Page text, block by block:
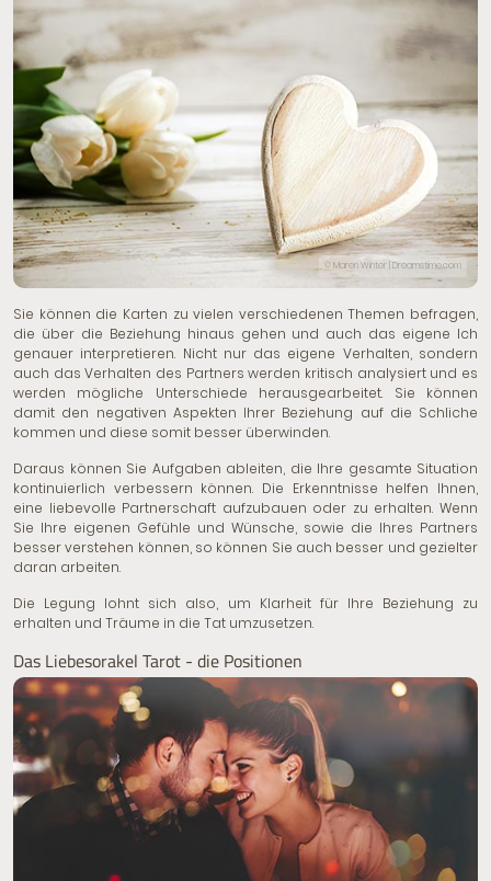
© Maren Winter | Dreamstime.com
Sie können die Karten zu vielen verschiedenen Themen befragen,
die über die Beziehung hinaus gehen und auch das eigene Ich
genauer interpretieren. Nicht nur das eigene Verhalten, sondern
auch das Verhalten des Partners werden kritisch analysiert und es
werden mögliche Unterschiede herausgearbeitet. Sie können
damit den negativen Aspekten Ihrer Beziehung auf die Schliche
kommen und diese somit besser überwinden.
Daraus können Sie Aufgaben ableiten, die Ihre gesamte Situation
kontinuierlich verbessern können. Die Erkenntnisse helfen Ihnen,
eine liebevolle Partnerschaft aufzubauen oder zu erhalten. Wenn
Sie Ihre eigenen Gefühle und Wünsche, sowie die Ihres Partners
besser verstehen können, so können Sie auch besser und gezielter
daran arbeiten.
Die Legung lohnt sich also, um Klarheit für Ihre Beziehung zu
erhalten und Träume in die Tat umzusetzen.
Das Liebesorakel Tarot - die Positionen